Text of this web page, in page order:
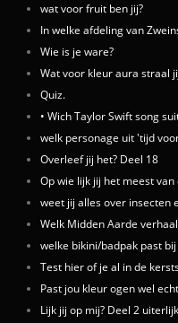
wat voor fruit ben jij?
In welke afdeling van
Wie is je ware?
Wat voor kleur aura straal
Quiz.
• Wich Taylor Swift song
welk personage uit 'tijd
Overleef jij het? Deel 18
Op wie lijk jij het meest
weet jij alles over insecten
Welk Midden Aarde
welke bikini/badpak past bij
Test hier of je al in de
Past jou kleur ogen wel
Lijk jij op mij? Deel 2